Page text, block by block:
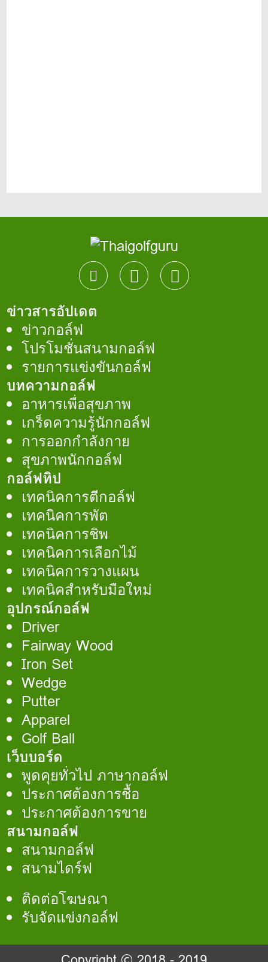
ข่าวสารอัปเดต
ข่าวกอล์ฟ
โปรโมชั่นสนามกอล์ฟ
รายการแข่งขันกอล์ฟ
บทความกอล์ฟ
อาหารเพื่อสุขภาพ
เกร็ดความรู้นักกอล์ฟ
การออกกำลังกาย
สุขภาพนักกอล์ฟ
กอล์ฟทิป
เทคนิคการตีกอล์ฟ
เทคนิคการพัต
เทคนิคการชิพ
เทคนิคการเลือกไม้
เทคนิคการวางแผน
เทคนิคสำหรับมือใหม่
อุปกรณ์กอล์ฟ
Driver
Fairway Wood
Iron Set
Wedge
Putter
Apparel
Golf Ball
เว็บบอร์ด
พูดคุยทั่วไป ภาษากอล์ฟ
ประกาศต้องการชื้อ
ประกาศต้องการขาย
สนามกอล์ฟ
สนามกอล์ฟ
สนามไดร์ฟ
ติดต่อโฆษณา
รับจัดแข่งกอล์ฟ